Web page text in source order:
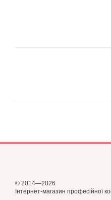
© 2014—2026
Інтернет-магазин професійної